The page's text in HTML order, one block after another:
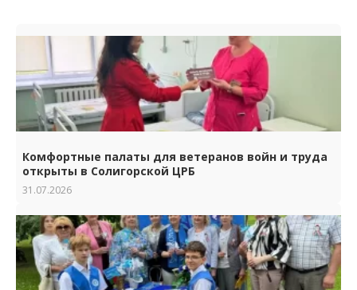
Комфортные палаты для ветеранов войн и труда
открыты в Солигорской ЦРБ
31.07.2026